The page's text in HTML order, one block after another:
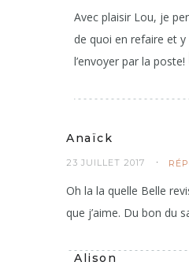
Avec plaisir Lou, je
de quoi en refaire et y
l’envoyer par la poste!
Anaïck
23 JUILLET 2017
Oh la la quelle Belle
que j’aime. Du bon du
Alison